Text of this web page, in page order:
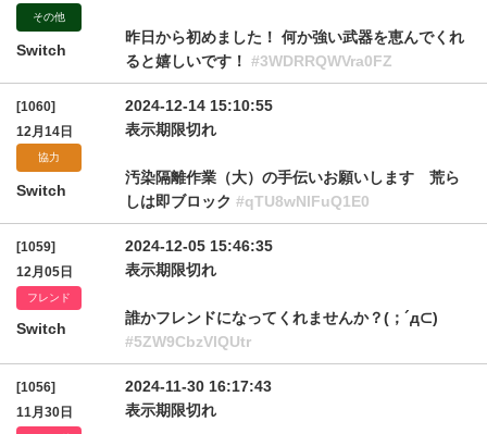
その他
Switch
昨日から初めました！ 何か強い武器を恵んでくれ
ると嬉しいです！ #3WDRRQWVra0FZ
[1060]
12月14日
協力
Switch
2024-12-14 15:10:55
表示期限切れ
汚染隔離作業（大）の手伝いお願いします 荒ら
しは即ブロック #qTU8wNlFuQ1E0
[1059]
12月05日
フレンド
Switch
2024-12-05 15:46:35
表示期限切れ
誰かフレンドになってくれませんか？(；´д⊂)
#5ZW9CbzVlQUtr
[1056]
11月30日
2024-11-30 16:17:43
表示期限切れ